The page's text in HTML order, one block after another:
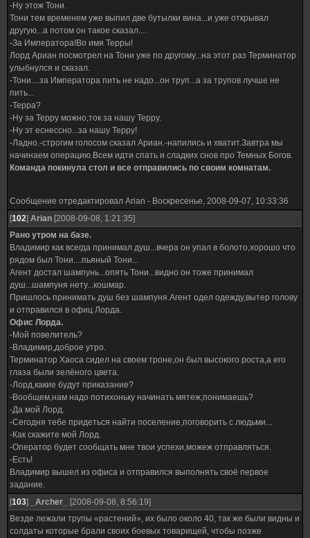
-Ну этож Тони.
Тони тем временем уже выпил две бутылки вина...и уже открывал
другую...а потом он такое сказал....
-За Императора!Во имя Терры!
Лорд Ариан посмотрел на Тони уже по другому...на этот раз Терминатор
улыбнулся и сказал.
-Тони....за Императора пить не надо...он труп...а за трупов лучше не
пить...
-Терра?
-Ну за Терру можно,ток за нашу Терру.
-Ну эт еснессно...за нашу Терру!
-Ладно.-строгим голосом сказал Ариан.-напились и хватит.Завтра мы
начинаем операцию.Всем идти спать и сладких снов про Темных Богов.
Команда покинула стол и все отправились по своим комнатам.
Сообщение отредактировал Arian - Воскресенье, 2008-09-07, 10:33:36
[102] Arian [2008-09-08, 1:21:35]
Рано утром на базе.
Владимир как всегда принимал душ...вчера он упал в болото,хорошо что
рядом был Тони....пьяный Тони...
Агент достал шампунь...опять Тони...видно он тоже принимал
душ...шампуня нету...кошмар.
Пришлось принимать душ без шампуня.Агент одел одежду,вытер голову
и отправился в офиц Лорда.
Офис Лорда.
-Мой повелитель?
-Владимир,доброе утро.
Терминатор Хаоса сидел на своем троне,он был высокого роста,а его
глаза были зелёного цвета.
-Лорд,какие будут приказание?
-Вообщем,нам надо потихоньку начинать мятеж,понимаешь?
-Да мой Лорд.
-Сегодня тебе придеться найти поселение,поговорить с людьми...
-Как скажите мой Лорд.
-Оператор будет сообщать мне твои успехи,можеж отправляться.
-Есть!
Владимир вышел из офиса и отправился выполнять своё первое
задание.
[103] _Archer_
[2008-09-08, 8:56:19]
Везде лежали трупы «растений», их было около 40, так же были видны и
солдаты которые брали своих боевых товарищей, чтобы позже